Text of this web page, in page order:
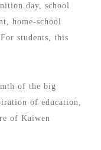
day, school
home-school
students, this
of the big
of education,
of Kaiwen